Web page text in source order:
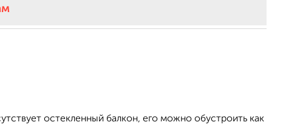
остекленный балкон, его можно обустроить как